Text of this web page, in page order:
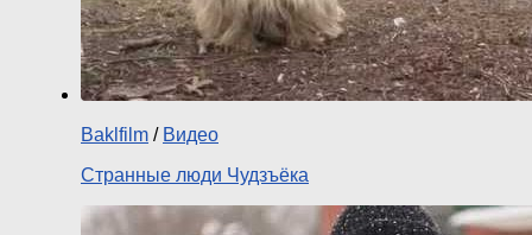
Baklfilm / Видео
Странные люди Чудзъёка